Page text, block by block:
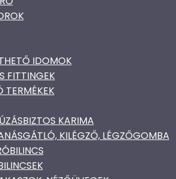
IDOMOK
FITTINGEK
TERMÉKEK
KARIMA
KILÉGZŐ, LÉGZŐGOMBA